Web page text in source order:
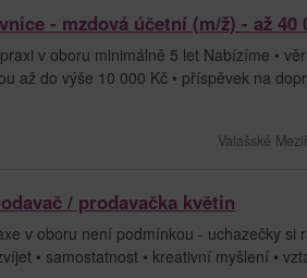
- mzdová účetní (m/ž) - až 40
v oboru minimálně 5 let Nabízíme •
až do výše 10 000 Kč • příspěvek na
Valašské
/ prodavačka květin
v oboru není podmínkou - uchazečky
• samostatnost • kreativní myšlení •